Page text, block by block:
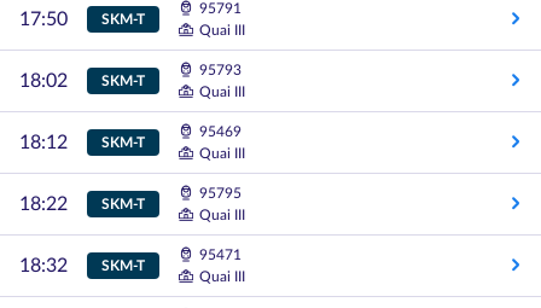
17:50 SKM-T
95791
Quai III
18:02 SKM-T
95793
Quai III
18:12 SKM-T
95469
Quai III
18:22 SKM-T
95795
Quai III
18:32 SKM-T
95471
Quai III